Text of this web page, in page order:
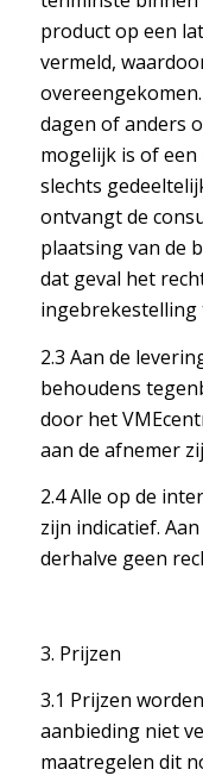
product op een
vermeld,
dagen of anders
mogelijk is of
slechts
ontvangt de
plaatsing van de
dat geval het
ingebrekestelling
2.3 Aan de
behoudens
door het
aan de afnemer
2.4 Alle op de
zijn indicatief.
derhalve geen
3. Prijzen
3.1 Prijzen
aanbieding niet
maatregelen dit